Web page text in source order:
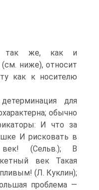
так же, как и
ниже), относит
как к носителю
для
обычно
И что за
И рисковать в
(Сельв.); В
век Такая
(Л. Куклин);
проблема —